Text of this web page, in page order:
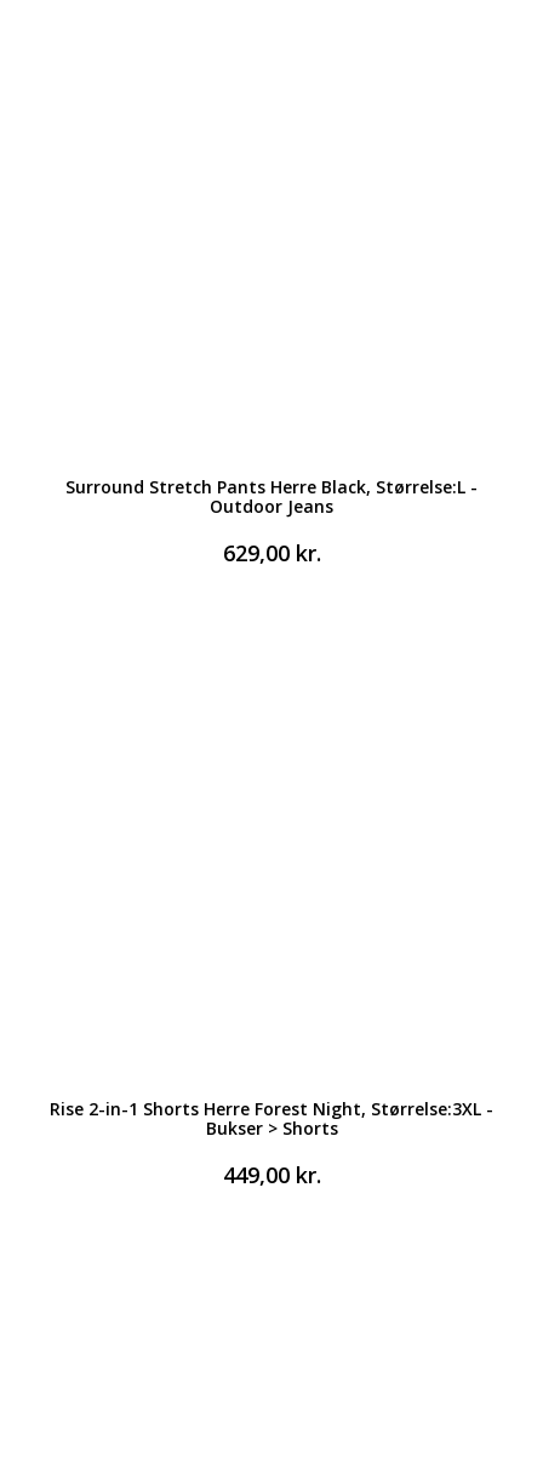
Surround Stretch Pants Herre Black, Størrelse:L -
Outdoor Jeans
629,00 kr.
Rise 2-in-1 Shorts Herre Forest Night, Størrelse:3XL -
Bukser > Shorts
449,00 kr.